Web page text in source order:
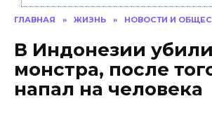
ГЛАВНАЯ » ЖИЗНЬ » НОВОСТИ И
В Индонезии
монстра, после
напал на человека